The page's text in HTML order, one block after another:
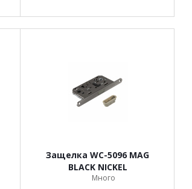
Защелка WC-5096 MAG
BLACK NICKEL
Много